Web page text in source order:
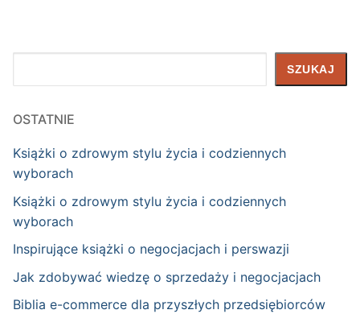
SZUKAJ
OSTATNIE
Książki o zdrowym stylu życia i codziennych
wyborach
Książki o zdrowym stylu życia i codziennych
wyborach
Inspirujące książki o negocjacjach i perswazji
Jak zdobywać wiedzę o sprzedaży i negocjacjach
Biblia e-commerce dla przyszłych przedsiębiorców